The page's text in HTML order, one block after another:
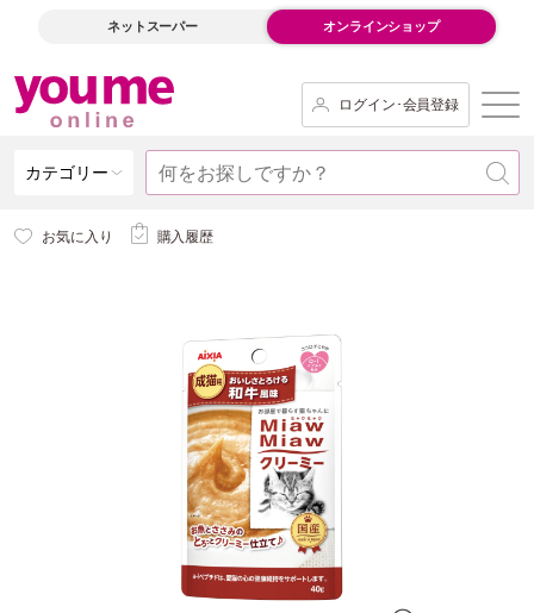
ネットスーパー オンラインショップ
ログイン･会員登録
カテゴリー
お気に入り 購入履歴